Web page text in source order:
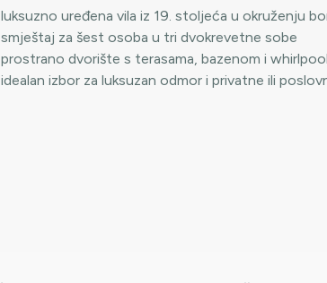
luksuzno uređena vila iz 19. stoljeća u okruženju
smještaj za šest osoba u tri dvokrevetne sobe
prostrano dvorište s terasama, bazenom i
idealan izbor za luksuzan odmor i privatne ili